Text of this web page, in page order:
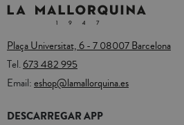
Plaça Universitat, 6 - 7 08007 Barcelona
Tel.673 482 995
Email:eshop@lamallorquina.es
DESCARREGAR APP